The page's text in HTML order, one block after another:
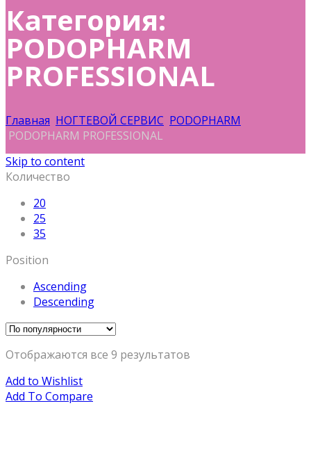
Категория:
PODOPHARM
PROFESSIONAL
Главная НОГТЕВОЙ СЕРВИС PODOPHARM
PODOPHARM PROFESSIONAL
Skip to content
Количество
20
25
35
Position
Ascending
Descending
Отображаются все 9 результатов
Add to Wishlist
Add To Compare